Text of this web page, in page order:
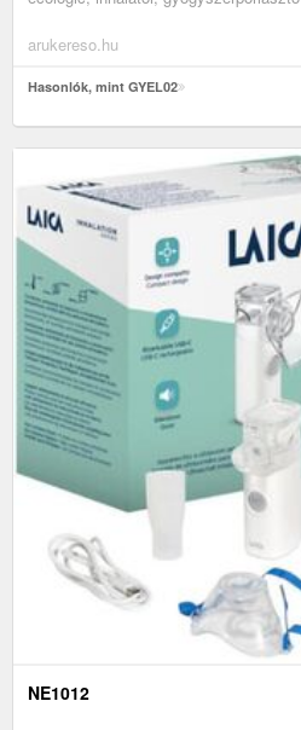
arukereso.hu
Hasonlók, mint GYEL02
NE1012